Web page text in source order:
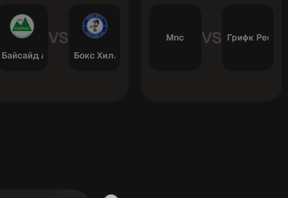
Байсайд Аргонаутс ФК
VS
Бокс Хилл Юнайтед
Мпс VS Грифк